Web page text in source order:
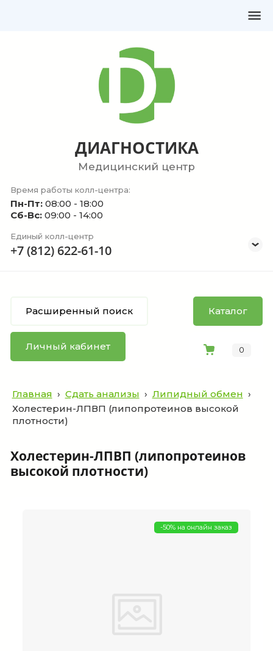
ДИАГНОСТИКА
Медицинский центр
Время работы колл-центра:
Пн-Пт:08:00 - 18:00
Сб-Вс: 09:00 - 14:00
Единый колл-центр
+7 (812) 622-61-10
Расширенный поиск Каталог
Личный кабинет 0
Главная › Сдать анализы › Липидный обмен ›
Холестерин-ЛПВП (липопротеинов высокой
плотности)
Холестерин-ЛПВП (липопротеинов
высокой плотности)
-50% на онлайн заказ